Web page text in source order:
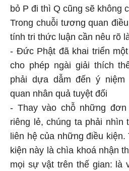
bỏ P đi thì Q cũng sẽ không
Trong chuỗi tương quan
tính tri thức luận cần nêu rõ
- Đức Phật đã khai triển
cho phép ngài giải thích
phải dựa dẫm đến ý
quan nhân quả tuyệt đối
- Thay vào chỗ những
riêng lẻ, chúng ta phải nhìn
liên hệ của những điều
kiện này là chìa khoá nhận
mọi sự vật trên thế gian: là